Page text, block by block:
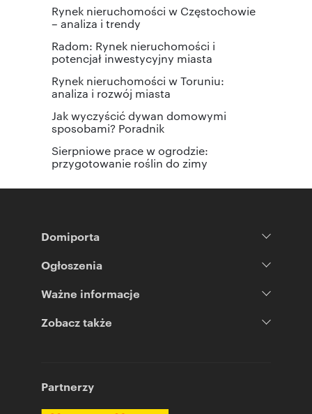
Rynek nieruchomości w Częstochowie
– analiza i trendy
Radom: Rynek nieruchomości i
potencjał inwestycyjny miasta
Rynek nieruchomości w Toruniu:
analiza i rozwój miasta
Jak wyczyścić dywan domowymi
sposobami? Poradnik
Sierpniowe prace w ogrodzie:
przygotowanie roślin do zimy
Domiporta
Ogłoszenia
Ważne informacje
Zobacz także
Partnerzy